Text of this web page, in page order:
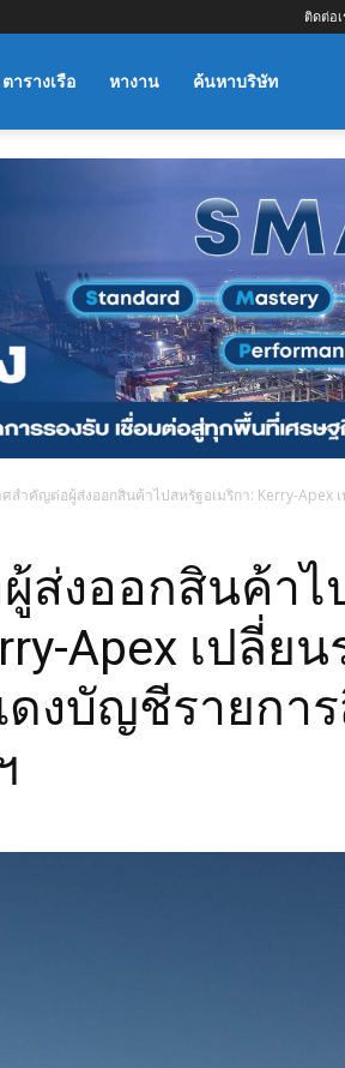
ติดต่อเ
ตารางเรือ หางาน ค้นหาบริษัท
ศสำคัญต่อผู้ส่งออกสินค้าไปสหรัฐอเมริกา: Kerry-Apex
ส่งออกสินค้าไ
Apex เปลี่ย
ดงบัญชีรายกา